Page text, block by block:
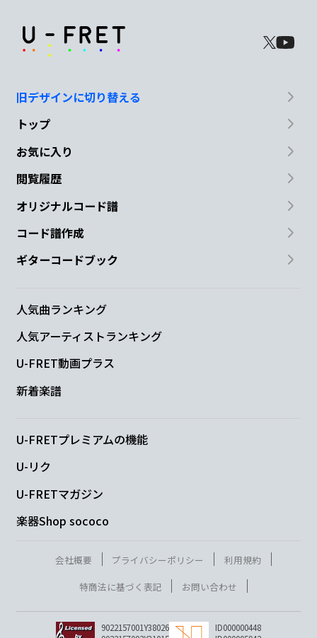
旧デザインに切り替える
トップ
お気に入り
閲覧履歴
オリジナルコード譜
コード譜作成
ギターコードブック
人気曲ランキング
人気アーティストランキング
U-FRET動画プラス
新着楽譜
U-FRETプレミアムの機能
U-リク
U-FRETマガジン
楽器Shop sococo
会社概要 プライバシーポリシー
利用規約
特商法に基づく表記
お問い合わせ
9022157001Y38026
ID000000448